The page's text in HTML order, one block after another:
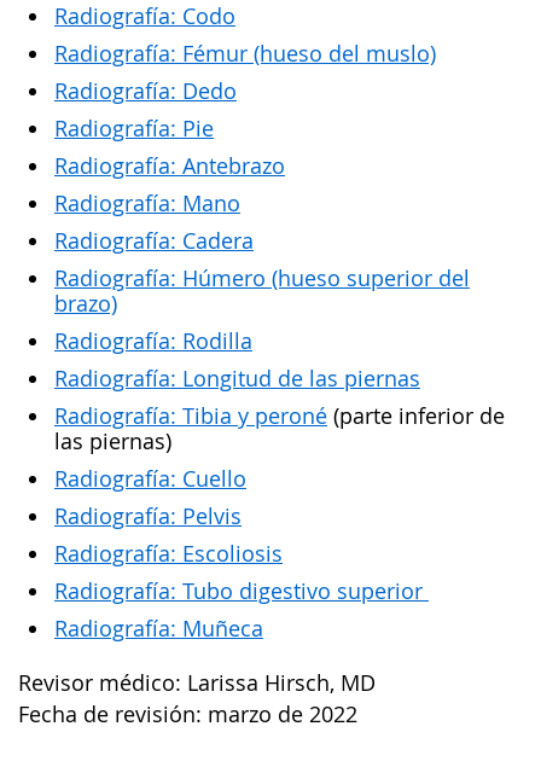
Radiografía: Codo
Radiografía: Fémur (hueso del muslo)
Radiografía: Dedo
Radiografía: Pie
Radiografía: Antebrazo
Radiografía: Mano
Radiografía: Cadera
Radiografía: Húmero (hueso superior del
brazo)
Radiografía: Rodilla
Radiografía: Longitud de las piernas
Radiografía: Tibia y peroné (parte inferior de
las piernas)
Radiografía: Cuello
Radiografía: Pelvis
Radiografía: Escoliosis
Radiografía: Tubo digestivo superior
Radiografía: Muñeca
Revisor médico: Larissa Hirsch, MD
Fecha de revisión: marzo de 2022